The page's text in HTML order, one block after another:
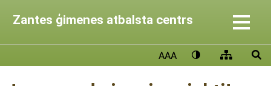
Zantes ģimenes atbalsta centrs
AAA